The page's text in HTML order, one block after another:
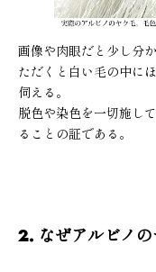
画像や肉眼だと少し分
ただくと白い毛の中に
伺える。
脱色や染色を一切施し
ることの証である。
2. なぜアルビノ